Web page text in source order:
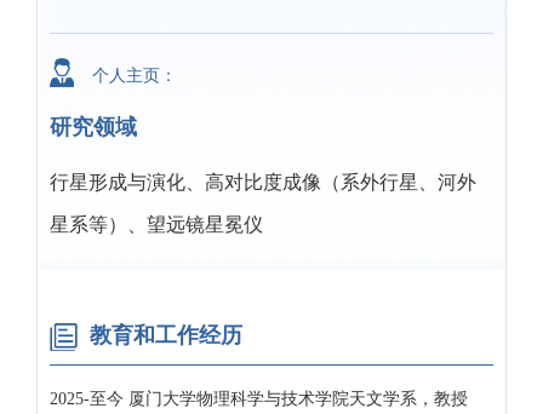
个人主页：
研究领域
行星形成与演化、高对比度成像（系外行星、河外
星系等）、望远镜星冕仪
教育和工作经历
2025-至今 厦门大学物理科学与技术学院天文学系，教授